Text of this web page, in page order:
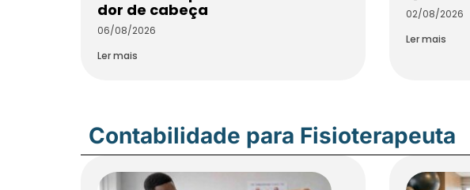
dor de cabeça
06/08/2026
Ler mais
02/08/2026
Ler mais
Contabilidade para Fisioterapeuta